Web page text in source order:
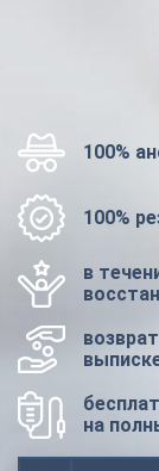
100%
100%
в
на